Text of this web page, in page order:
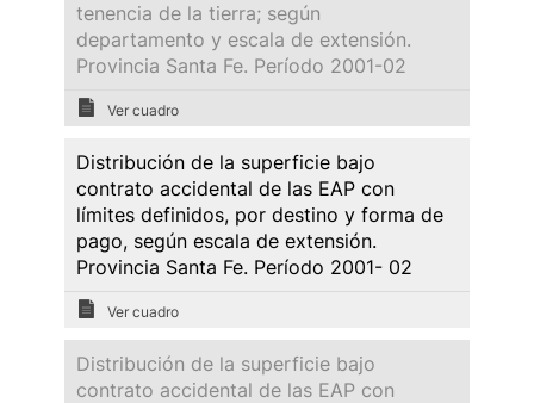
tenencia de la tierra; según
departamento y escala de extensión.
Provincia Santa Fe. Período 2001-02
Ver cuadro
Distribución de la superficie bajo
contrato accidental de las EAP con
límites definidos, por destino y forma de
pago, según escala de extensión.
Provincia Santa Fe. Período 2001- 02
Ver cuadro
Distribución de la superficie bajo
contrato accidental de las EAP con